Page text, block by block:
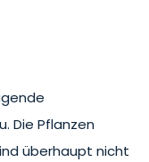
Die Pflanzen
überhaupt nicht